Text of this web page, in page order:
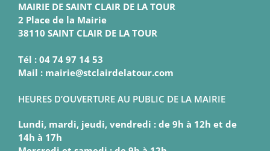
MAIRIE DE SAINT CLAIR DE LA TOUR
2 Place de la Mairie
38110 SAINT CLAIR DE LA TOUR
Tél : 04 74 97 14 53
Mail : mairie@stclairdelatour.com
HEURES D’OUVERTURE AU PUBLIC DE LA MAIRIE
Lundi, mardi, jeudi, vendredi : de 9h à 12h et de
14h à 17h